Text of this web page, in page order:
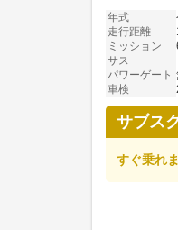
年式
走行距離
ミッション
サス
パワーゲート
車検
サブス
すぐ乗れ